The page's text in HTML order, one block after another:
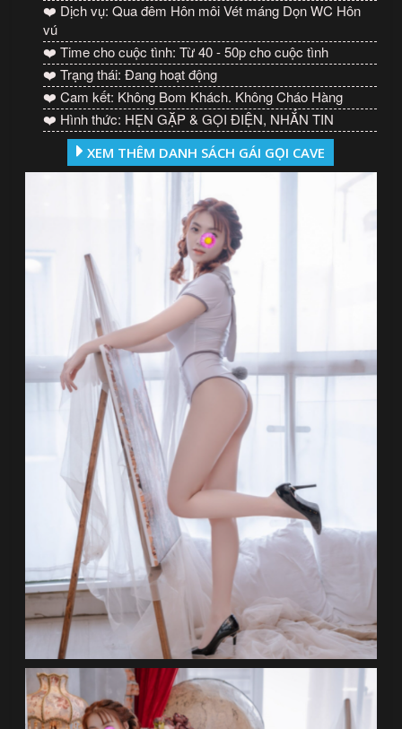
❤️ Dịch vụ: Qua đêm Hôn môi Vét máng Dọn WC Hôn
vú
❤️ Time cho cuộc tình: Từ 40 - 50p cho cuộc tình
❤️ Trạng thái: Đang hoạt động
❤️ Cam kết: Không Bom Khách. Không Cháo Hàng
❤️ Hình thức: HẸN GẶP & GỌI ĐIỆN, NHẮN TIN
XEM THÊM DANH SÁCH GÁI GỌI CAVE